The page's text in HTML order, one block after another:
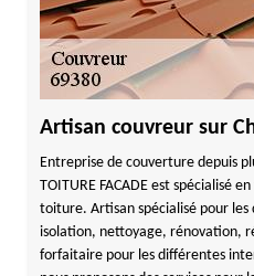
Artisan couvreur sur
Entreprise de couverture depuis
TOITURE FACADE est spécialisé
toiture. Artisan spécialisé pour
isolation, nettoyage, rénovation,
forfaitaire pour les différentes